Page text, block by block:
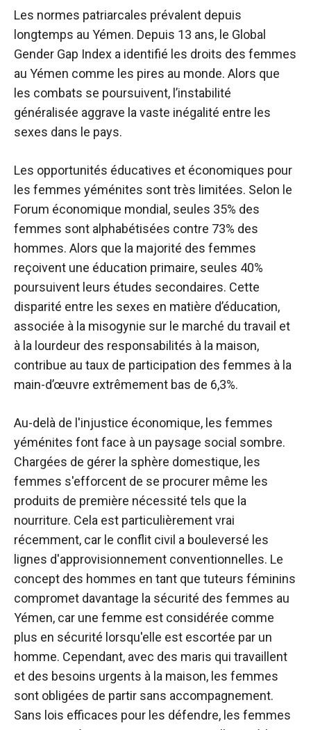
Les normes patriarcales prévalent depuis
longtemps au Yémen. Depuis 13 ans, le Global
Gender Gap Index a identifié les droits des femmes
au Yémen comme les pires au monde. Alors que
les combats se poursuivent, l’instabilité
généralisée aggrave la vaste inégalité entre les
sexes dans le pays.
Les opportunités éducatives et économiques pour
les femmes yéménites sont très limitées. Selon le
Forum économique mondial, seules 35% des
femmes sont alphabétisées contre 73% des
hommes. Alors que la majorité des femmes
reçoivent une éducation primaire, seules 40%
poursuivent leurs études secondaires. Cette
disparité entre les sexes en matière d’éducation,
associée à la misogynie sur le marché du travail et
à la lourdeur des responsabilités à la maison,
contribue au taux de participation des femmes à la
main-d’œuvre extrêmement bas de 6,3%.
Au-delà de l'injustice économique, les femmes
yéménites font face à un paysage social sombre.
Chargées de gérer la sphère domestique, les
femmes s'efforcent de se procurer même les
produits de première nécessité tels que la
nourriture. Cela est particulièrement vrai
récemment, car le conflit civil a bouleversé les
lignes d'approvisionnement conventionnelles. Le
concept des hommes en tant que tuteurs féminins
compromet davantage la sécurité des femmes au
Yémen, car une femme est considérée comme
plus en sécurité lorsqu'elle est escortée par un
homme. Cependant, avec des maris qui travaillent
et des besoins urgents à la maison, les femmes
sont obligées de partir sans accompagnement.
Sans lois efficaces pour les défendre, les femmes